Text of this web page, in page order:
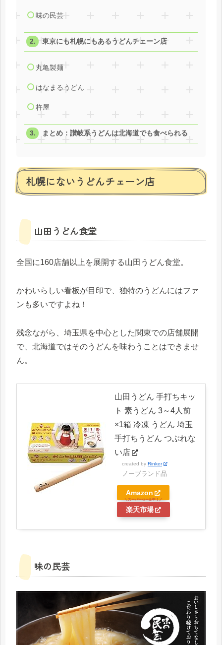
味の民芸
東京にも札幌にもあるうどんチェーン店
丸亀製麺
はなまるうどん
杵屋
まとめ：讃岐系うどんは北海道でも食べられる
札幌にないうどんチェーン店
山田うどん食堂
全国に160店舗以上を展開する山田うどん食堂。
かわいらしい看板が目印で、独特のうどんにはファ
ンも多いですよね！
残念ながら、埼玉県を中心とした関東での店舗展開
で、北海道ではそのうどんを味わうことはできませ
ん。
山田うどん 手打ちキッ
ト 素うどん 3～4人前
×1箱 冷凍 うどん 埼玉
手打ちうどん つぶれな
い店
created by Rinker
ノーブランド品
Amazon
楽天市場
味の民芸